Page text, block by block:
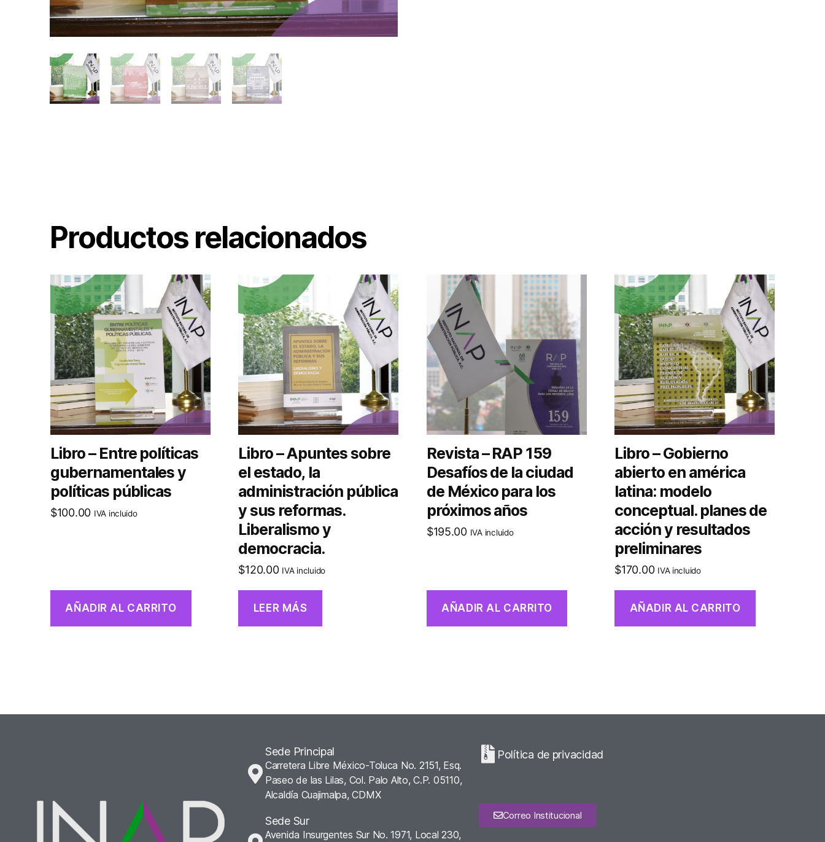
Productos relacionados
Libro – Entre políticas
gubernamentales y
políticas públicas
$100.00 IVA incluido
AÑADIR AL CARRITO
Libro – Apuntes sobre
el estado, la
administración pública
y sus reformas.
Liberalismo y
democracia.
$120.00 IVA incluido
LEER MÁS
Revista – RAP 159
Desafíos de la ciudad
de México para los
próximos años
$195.00 IVA incluido
AÑADIR AL CARRITO
Libro – Gobierno
abierto en américa
latina: modelo
conceptual. planes de
acción y resultados
preliminares
$170.00 IVA incluido
AÑADIR AL CARRITO
Sede Principal
Carretera Libre México-Toluca No. 2151, Esq.
Paseo de las Lilas, Col. Palo Alto, C.P. 05110,
Alcaldía Cuajimalpa, CDMX
Sede Sur
Avenida Insurgentes Sur No. 1971, Local 230,
Política de privacidad
Correo Institucional